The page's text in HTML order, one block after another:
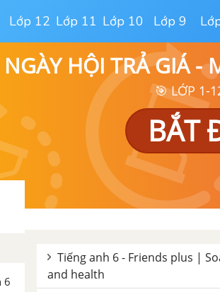
Lớp 12 Lớp 11 Lớp 10 Lớp 9
HỘI TRẢ GIÁ -
🎯 LỚP 1-
BẮT
6
Tiếng anh 6 - Friends plus |
and health